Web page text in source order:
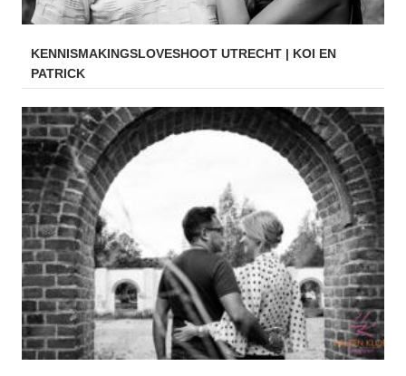
KENNISMAKINGSLOVESHOOT UTRECHT | KOI EN
PATRICK